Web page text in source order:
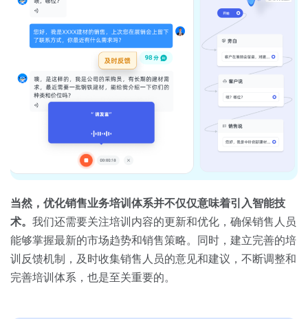
当然，优化销售业务培训体系并不仅仅意味着引入智能技
术。 我们还需要关注培训内容的更新和优化，确保销售人员
能够掌握最新的市场趋势和销售策略。同时，建立完善的培
训反馈机制，及时收集销售人员的意见和建议，不断调整和
完善培训体系，也是至关重要的。